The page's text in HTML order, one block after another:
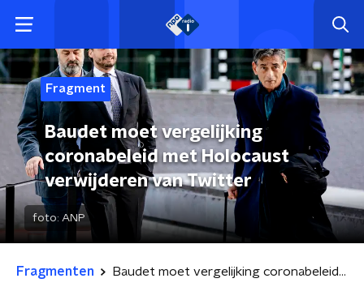
Fragment
Baudet moet vergelijking
coronabeleid met Holocaust
verwijderen van Twitter
foto: ANP
Fragmenten Baudet moet vergelijking coronabeleid met Holocaust verwijderen van Twitter